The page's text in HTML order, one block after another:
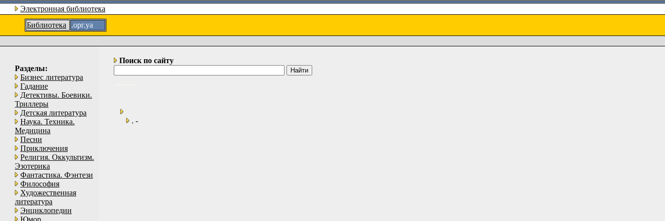
Электронная библиотека
Библиотека
.орг.уа
Разделы:
Бизнес литература
Гадание
Детективы. Боевики.
Триллеры
Детская литература
Наука. Техника.
Медицина
Песни
Приключения
Религия. Оккультизм.
Эзотерика
Фантастика. Фэнтези
Философия
Художественная
литература
Энциклопедии
Юмор
Поиск по сайту
. -